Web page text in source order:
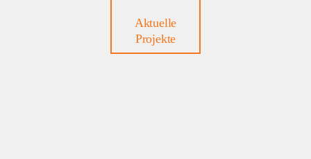
Aktuelle
Projekte